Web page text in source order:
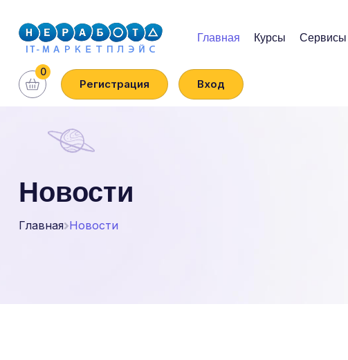
Главная Курсы Сервисы
0
Регистрация Вход
Новости
Главная Новости